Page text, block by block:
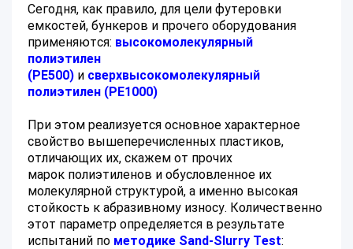
Сегодня, как правило, для цели футеровки
емкостей, бункеров и прочего оборудования
применяются: высокомолекулярный
полиэтилен
(PE500) и сверхвысокомолекулярный
полиэтилен (PE1000)
При этом реализуется основное характерное
свойство вышеперечисленных пластиков,
отличающих их, скажем от прочих
марок полиэтиленов и обусловленное их
молекулярной структурой, а именно высокая
стойкость к абразивному износу. Количественно
этот параметр определяется в результате
испытаний по методике Sand-Slurry Test: